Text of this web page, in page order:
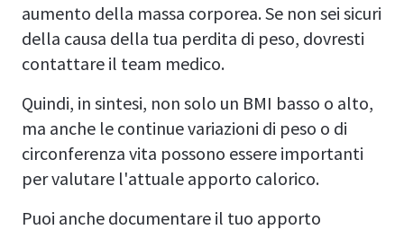
aumento della massa corporea. Se non sei sicuri
della causa della tua perdita di peso, dovresti
contattare il team medico.
Quindi, in sintesi, non solo un BMI basso o alto,
ma anche le continue variazioni di peso o di
circonferenza vita possono essere importanti
per valutare l'attuale apporto calorico.
Puoi anche documentare il tuo apporto